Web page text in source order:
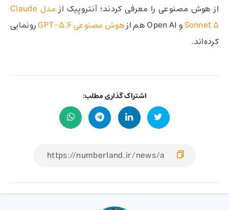
از هوش مصنوعی را معرفی کردند؛ آنتروپیک از
مدل Claude
Sonnet 5و Open AI هم از هوش مصنوعی GPT-5.6
رونمایی
کرده‌اند.
اشتراک گذاری مطلب: